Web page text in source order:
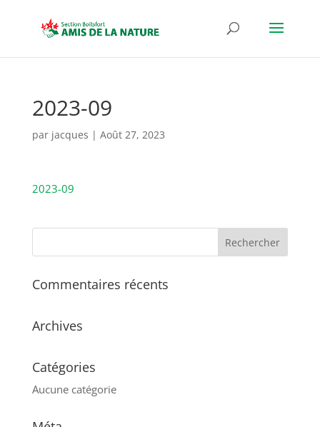
2023-09
par jacques | Août 27, 2023
2023-09
Commentaires récents
Archives
Catégories
Aucune catégorie